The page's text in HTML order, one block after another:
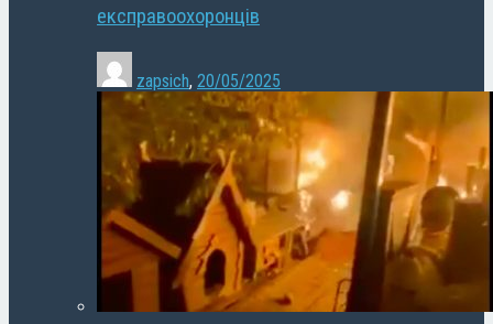
експравоохоронців
zapsich, 20/05/2025